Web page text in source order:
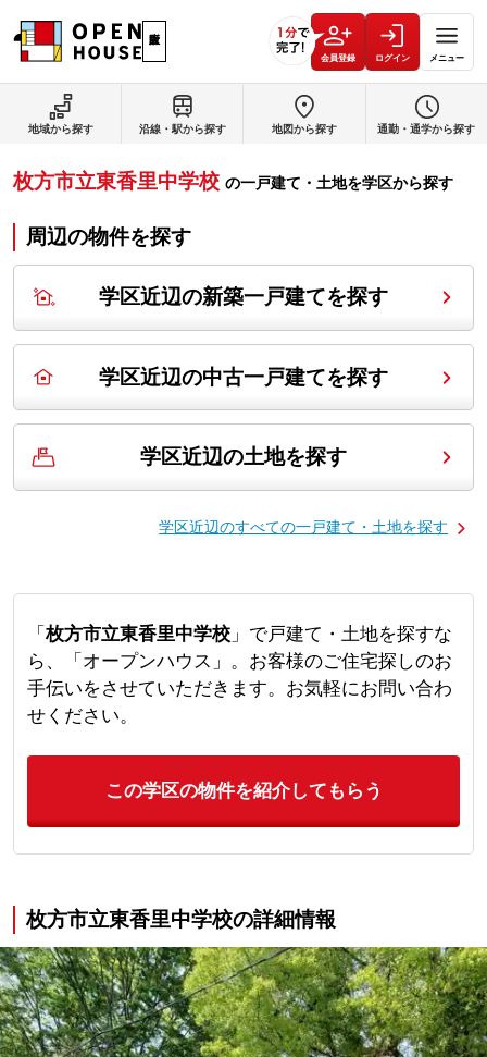
会員登録 ログイン メニュー
地域から探す 沿線・駅から探す 地図から探す 通勤・通学から探す
枚方市立東香里中学校 の一戸建て・土地を学区から探す
周辺の物件を探す
学区近辺の新築一戸建てを探す
学区近辺の中古一戸建てを探す
学区近辺の土地を探す
学区近辺のすべての一戸建て・土地を探す
「枚方市立東香里中学校」で戸建て・土地を探すな
ら、「オープンハウス」。お客様のご住宅探しのお
手伝いをさせていただきます。お気軽にお問い合わ
せください。
この学区の物件を紹介してもらう
枚方市立東香里中学校の詳細情報